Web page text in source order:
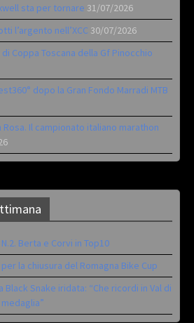
sta per tornare 31/07/2026
l’argento nell’XCC 30/07/2026
Coppa Toscana della Gf Pinocchio
dopo la Gran Fondo Marradi MTB
Rosa. Il campionato italiano marathon
Berta e Corvi in Top10
la chiusura del Romagna Bike Cup
Black Snake iridata: “Che ricordi in Val di